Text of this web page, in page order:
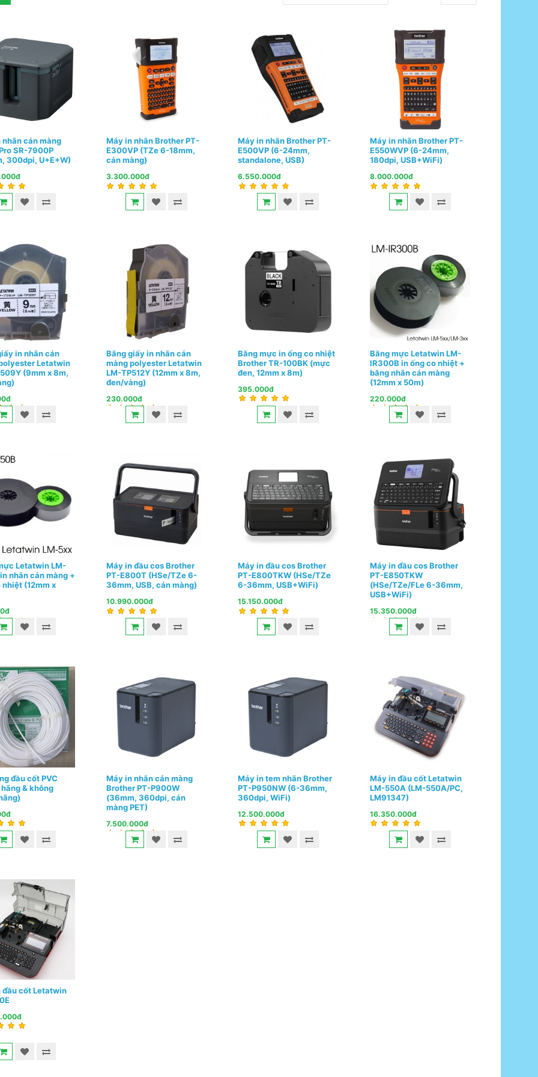
nhãn cán màng
SR-7900P
300dpi, U+E+W)
Máy in nhãn Brother PT-
E300VP (TZe 6-18mm,
cán màng)
3.300.000đ
Máy in nhãn Brother PT-
E500VP (6-24mm,
standalone, USB)
6.550.000đ
Máy in nhãn Brother PT-
E550WVP (6-24mm,
180dpi, USB+WiFi)
8.000.000đ
in nhãn cán
Letatwin
(9mm x 8m,
Băng giấy in nhãn cán
màng polyester Letatwin
LM-TP512Y (12mm x 8m,
đen/vàng)
230.000đ
Băng mực in ống co nhiệt
Brother TR-100BK (mực
đen, 12mm x 8m)
395.000đ
Băng mực Letatwin LM-
IR300B in ống co nhiệt +
băng nhãn cán màng
(12mm x 50m)
220.000đ
Letatwin LM-
nhãn cán màng +
nhiệt (12mm x
Máy in đầu cos Brother
PT-E800T (HSe/TZe 6-
36mm, USB, cán màng)
10.990.000đ
Máy in đầu cos Brother
PT-E800TKW (HSe/TZe
6-36mm, USB+WiFi)
15.150.000đ
Máy in đầu cos Brother
PT-E850TKW
(HSe/TZe/FLe 6-36mm,
USB+WiFi)
15.350.000đ
đầu cốt PVC
& không
Máy in nhãn cán màng
Brother PT-P900W
(36mm, 360dpi, cán
màng PET)
7.500.000đ
Máy in tem nhãn Brother
PT-P950NW (6-36mm,
360dpi, WiFi)
12.500.000đ
Máy in đầu cốt Letatwin
LM-550A (LM-550A/PC,
LM91347)
16.350.000đ
đầu cốt Letatwin